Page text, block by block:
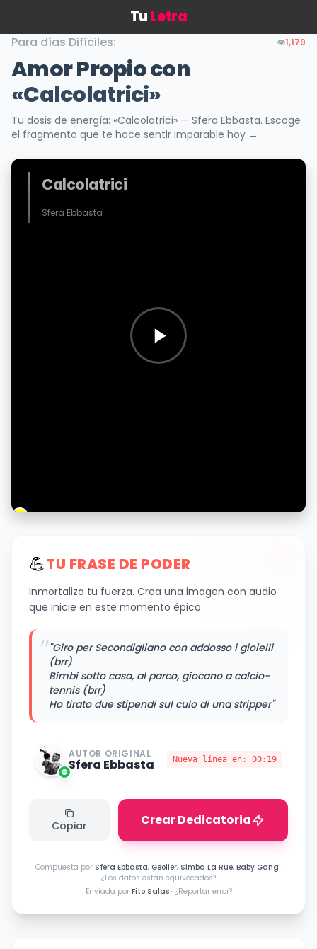
TuLetra
Para días Difíciles: 👁️1,179
Amor Propio con
«Calcolatrici»
Tu dosis de energía: «Calcolatrici» — Sfera Ebbasta. Escoge
el fragmento que te hace sentir imparable hoy →
Calcolatrici
Sfera Ebbasta
💪TU FRASE DE PODER
Inmortaliza tu fuerza. Crea una imagen con audio
que inicie en este momento épico.
""Giro per Secondigliano con addosso i gioielli
(brr)
Bimbi sotto casa, al parco, giocano a calcio-
tennis (brr)
Ho tirato due stipendi sul culo di una stripper"
AUTOR ORIGINAL
Sfera Ebbasta Nueva línea en: 00:19
Copiar Crear Dedicatoria
Compuesta por Sfera Ebbasta, Geolier, Simba La Rue, Baby Gang ·
¿Los datos están equivocados?
Enviada por Fito Salas · ¿Reportar error?